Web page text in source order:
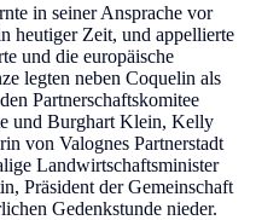
in seiner Ansprache vor
heutiger Zeit, und appellierte
und die europäische
legten neben Coquelin als
Partnerschaftskomitee
und Burghart Klein, Kelly
von Valognes Partnerstadt
Landwirtschaftsminister
Präsident der Gemeinschaft
Gedenkstunde nieder.